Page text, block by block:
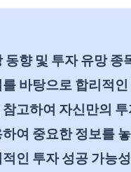
향 및 투자 유망 종
바탕으로 합리적
고하여 자신만의
여 중요한 정보를
인 투자 성공 가능